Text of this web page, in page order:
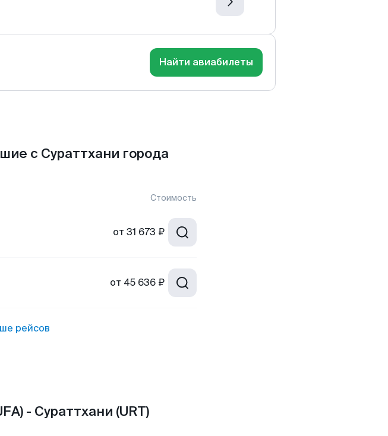
Найти авиабилеты
с Сураттхани города
Стоимость
от 31 673 ₽
от 45 636 ₽
рейсов
- Сураттхани (URT)